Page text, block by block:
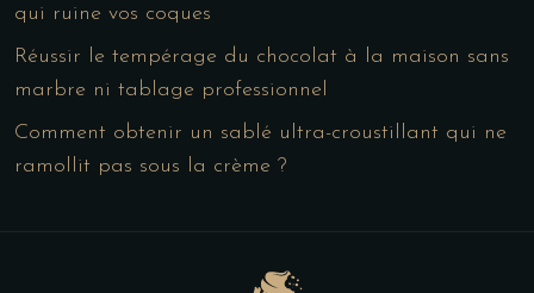
qui ruine vos coques
Réussir le tempérage du chocolat à la maison sans
marbre ni tablage professionnel
Comment obtenir un sablé ultra-croustillant qui ne
ramollit pas sous la crème ?